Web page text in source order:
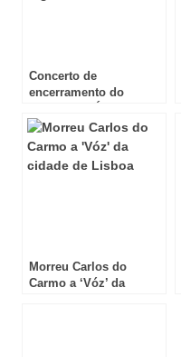
Concerto de
encerramento do
Algarve
Morreu Carlos do
Carmo a ‘Vóz’ da